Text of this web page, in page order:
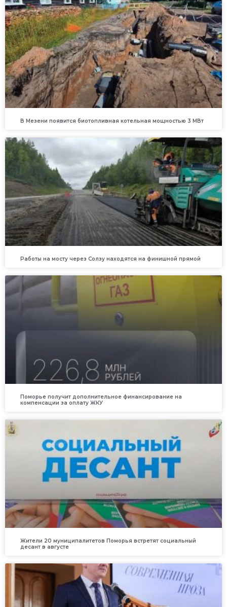
В Мезени появится биотопливная котельная мощностью 3 МВт
Работы на мосту через Солзу находятся на финишной прямой
Поморье получит дополнительное финансирование на
компенсации за оплату ЖКУ
Жители 20 муниципалитетов Поморья встретят социальный
десант в августе